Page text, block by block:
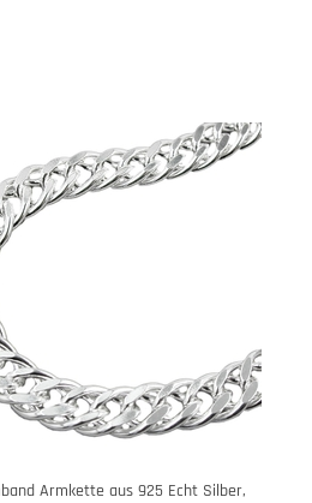
Armkette aus 925 Echt Silber,